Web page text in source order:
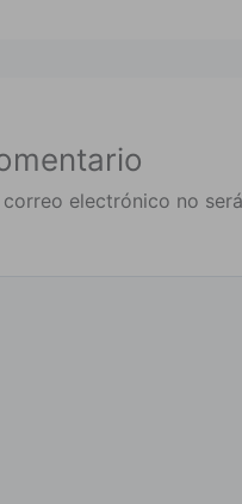
electrónico no